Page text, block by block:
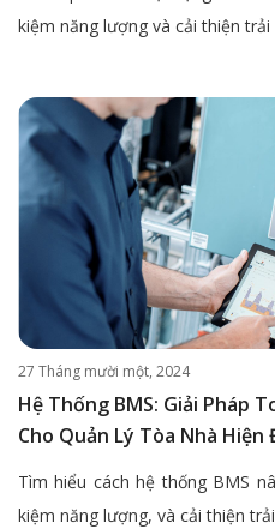
kiệm năng lượng và cải thiện trải
27 Tháng mười một, 2024
Hệ Thống BMS: Giải Pháp
Cho Quản Lý Tòa Nhà Hiện
Tìm hiểu cách hệ thống BMS
kiệm năng lượng, và cải thiện